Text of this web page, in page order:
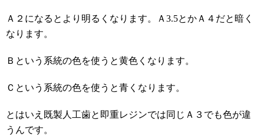
Ａ２になるとより明るくなります。Ａ3.5とかＡ４だと暗く
なります。
Ｂという系統の色を使うと黄色くなります。
Ｃという系統の色を使うと青くなります。
とはいえ既製人工歯と即重レジンでは同じＡ３でも色が違
うんです。